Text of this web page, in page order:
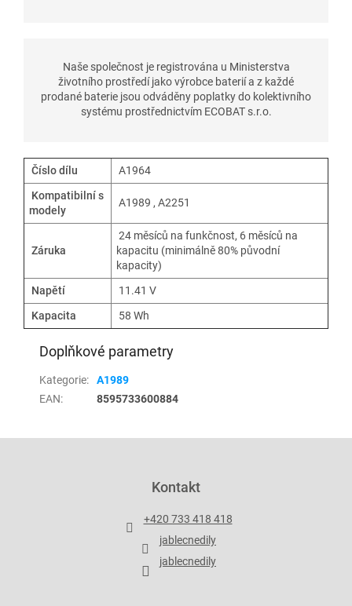
Naše společnost je registrována u Ministerstva
životního prostředí jako výrobce baterií a z každé
prodané baterie jsou odváděny poplatky do kolektivního
systému prostřednictvím ECOBAT s.r.o.
Číslo dílu
A1964
Kompatibilní s
modely
A1989 , A2251
Záruka
24 měsíců na funkčnost, 6 měsíců na
kapacitu (minimálně 80% původní
kapacity)
Napětí
11.41 V
Kapacita
58 Wh
Doplňkové parametry
Kategorie:
A1989
EAN: 8595733600884
Kontakt
+420 733 418 418
jablecnedily
jablecnedily